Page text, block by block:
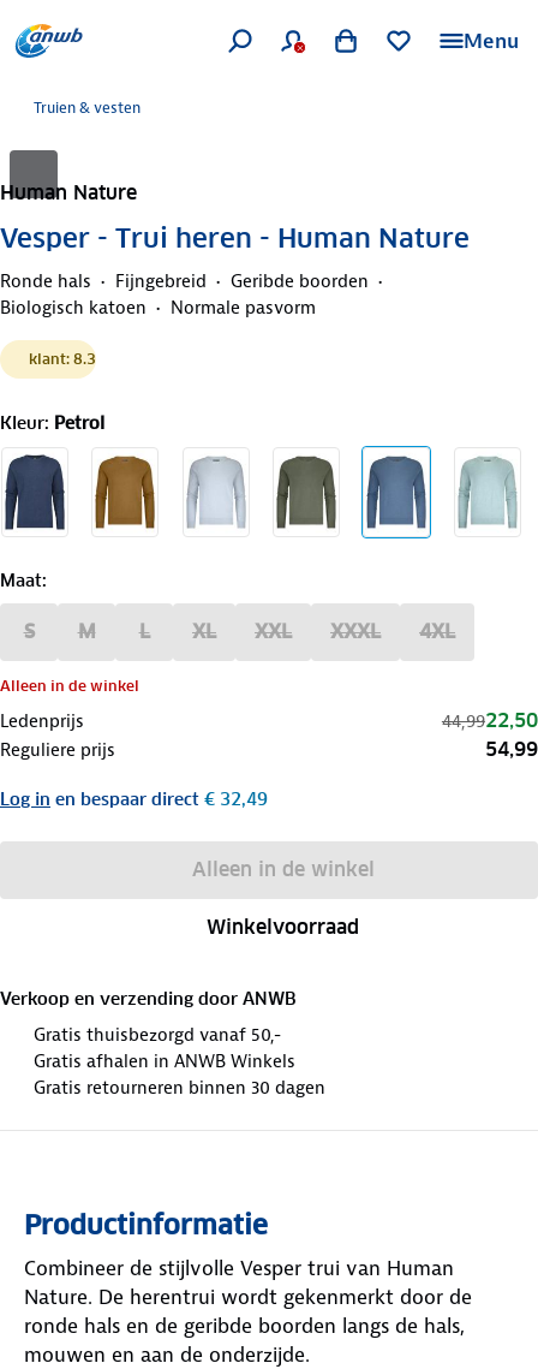
Menu
Truien & vesten
Human Nature
Vesper - Trui heren - Human Nature
Ronde hals Fijngebreid
Geribde boorden
Biologisch katoen
Normale pasvorm
klant: 8.3
Kleur: Petrol
Maat:
S M L XL XXL XXXL 4XL
Alleen in de winkel
Ledenprijs 44,9922,50
Reguliere prijs 54,99
Log in en bespaar direct € 32,49
Alleen in de winkel
Winkelvoorraad
Verkoop en verzending door ANWB
Gratis thuisbezorgd vanaf 50,-
Gratis afhalen in ANWB Winkels
Gratis retourneren binnen 30 dagen
Productinformatie
Combineer de stijlvolle Vesper trui van Human
Nature. De herentrui wordt gekenmerkt door de
ronde hals en de geribde boorden langs de hals,
mouwen en aan de onderzijde.